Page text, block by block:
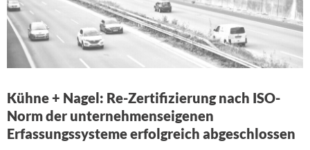
Kühne + Nagel: Re-Zertifizierung nach ISO-
Norm der unternehmenseigenen
Erfassungssysteme erfolgreich abgeschlossen